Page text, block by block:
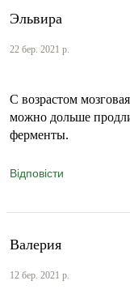
Эльвира
22 бер. 2021 р.
С возрастом
можно дольше
ферменты.
Відповісти
Валерия
12 бер. 2021 р.